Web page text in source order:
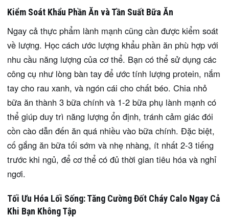
Kiểm Soát Khẩu Phần Ăn và Tần Suất Bữa Ăn
Ngay cả thực phẩm lành mạnh cũng cần được kiểm soát
về lượng. Học cách ước lượng khẩu phần ăn phù hợp với
nhu cầu năng lượng của cơ thể. Bạn có thể sử dụng các
công cụ như lòng bàn tay để ước tính lượng protein, nắm
tay cho rau xanh, và ngón cái cho chất béo. Chia nhỏ
bữa ăn thành 3 bữa chính và 1-2 bữa phụ lành mạnh có
thể giúp duy trì năng lượng ổn định, tránh cảm giác đói
cồn cào dẫn đến ăn quá nhiều vào bữa chính. Đặc biệt,
cố gắng ăn bữa tối sớm và nhẹ nhàng, ít nhất 2-3 tiếng
trước khi ngủ, để cơ thể có đủ thời gian tiêu hóa và nghỉ
ngơi.
Tối Ưu Hóa Lối Sống: Tăng Cường Đốt Cháy Calo Ngay Cả
Khi Bạn Không Tập